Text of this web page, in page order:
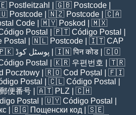
Postleitzahl | 🇬🇧 Postcode
Postcode | 🇳🇿 Postcode | 🇨🇦
Code | 🇲🇾 Poskod
| 🇲🇽
Postal | 🇵🇹 Código Postal
Postal | 🇳🇱 Postcode | 🇮🇹 CAP
🇵🇰 پوسٹل کوڈ | 🇮🇳पिन कोड | 🇨🇴
Postal | 🇰🇷 우편번호
| 🇹🇷
Pocztowy | 🇷🇴 Cod Poștal
| 🇫🇮
Postal | 🇨🇱 Código Postal
郵便番号 | 🇦🇹 PLZ | 🇨🇭
Postal | 🇺🇾 Código Postal
| 🇧🇬 Пощенски код | 🇸🇪